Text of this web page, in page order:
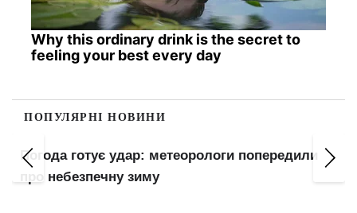
Why this ordinary drink is the secret to
feeling your best every day
ПОПУЛЯРНІ НОВИНИ
Понад 8,4 млн українців уже за кордоном:
названо реальну кількість тих, хто